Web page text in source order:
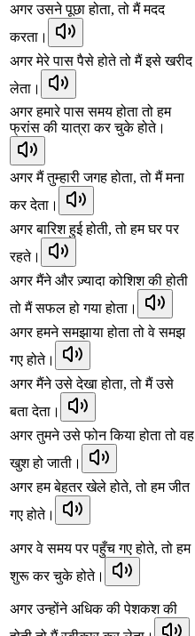
अगर उसने पूछा होता, तो मैं मदद
करता।
अगर मेरे पास पैसे होते तो मैं इसे खरीद
लेता।
अगर हमारे पास समय होता तो हम
फ्रांस की यात्रा कर चुके होते।
अगर मैं तुम्हारी जगह होता, तो मैं मना
कर देता।
अगर बारिश हुई होती, तो हम घर पर
रहते।
अगर मैंने और ज़्यादा कोशिश की होती
तो मैं सफल हो गया होता।
अगर हमने समझाया होता तो वे समझ
गए होते।
अगर मैंने उसे देखा होता, तो मैं उसे
बता देता।
अगर तुमने उसे फोन किया होता तो वह
खुश हो जाती।
अगर हम बेहतर खेले होते, तो हम जीत
गए होते।
अगर वे समय पर पहुँच गए होते, तो हम
शुरू कर चुके होते।
अगर उन्होंने अधिक की पेशकश की